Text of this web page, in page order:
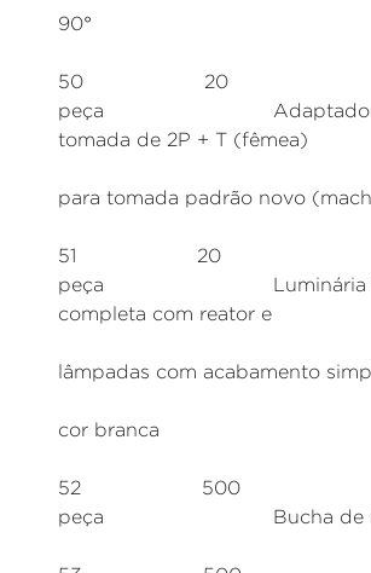
90°
50
peça Adaptador
tomada de 2P + T (fêmea)
para tomada padrão novo
51
peça Luminária 2
completa com reator e
lâmpadas com acabamento
cor branca
52
peça Bucha de